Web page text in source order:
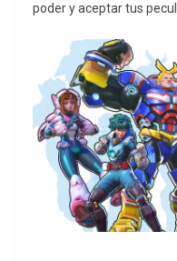
poder y aceptar tus